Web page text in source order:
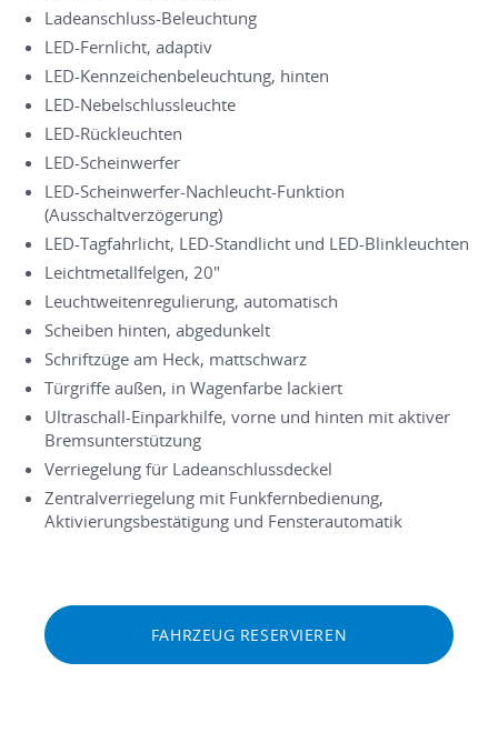
Ladeanschluss-Beleuchtung
LED-Fernlicht, adaptiv
LED-Kennzeichenbeleuchtung, hinten
LED-Nebelschlussleuchte
LED-Rückleuchten
LED-Scheinwerfer
LED-Scheinwerfer-Nachleucht-Funktion
(Ausschaltverzögerung)
LED-Tagfahrlicht, LED-Standlicht und LED-Blinkleuchten
Leichtmetallfelgen, 20"
Leuchtweitenregulierung, automatisch
Scheiben hinten, abgedunkelt
Schriftzüge am Heck, mattschwarz
Türgriffe außen, in Wagenfarbe lackiert
Ultraschall-Einparkhilfe, vorne und hinten mit aktiver
Bremsunterstützung
Verriegelung für Ladeanschlussdeckel
Zentralverriegelung mit Funkfernbedienung,
Aktivierungsbestätigung und Fensterautomatik
FAHRZEUG RESERVIEREN